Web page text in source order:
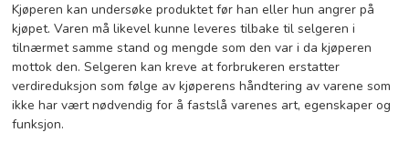
Kjøperen kan undersøke produktet før han eller hun angrer på
kjøpet. Varen må likevel kunne leveres tilbake til selgeren i
tilnærmet samme stand og mengde som den var i da kjøperen
mottok den. Selgeren kan kreve at forbrukeren erstatter
verdireduksjon som følge av kjøperens håndtering av varene som
ikke har vært nødvendig for å fastslå varenes art, egenskaper og
funksjon.